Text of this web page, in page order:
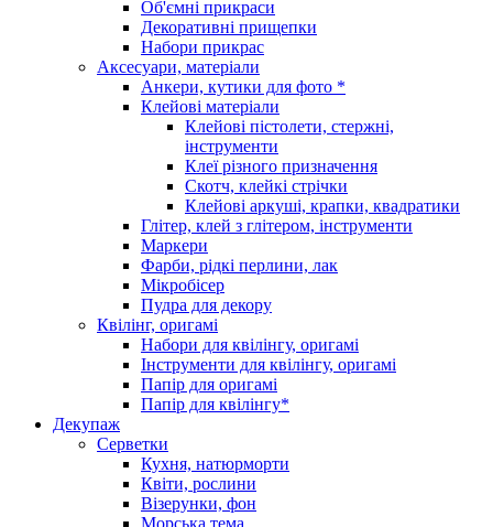
Об'ємні прикраси
Декоративні прищепки
Набори прикрас
Аксесуари, матеріали
Анкери, кутики для фото *
Клейові матеріали
Клейові пістолети, стержні,
інструменти
Клеї різного призначення
Скотч, клейкі стрічки
Клейові аркуші, крапки, квадратики
Глітер, клей з глітером, інструменти
Маркери
Фарби, рідкі перлини, лак
Мікробісер
Пудра для декору
Квілінг, оригамі
Набори для квілінгу, оригамі
Інструменти для квілінгу, оригамі
Папір для оригамі
Папір для квілінгу*
Декупаж
Серветки
Кухня, натюрморти
Квіти, рослини
Візерунки, фон
Морська тема